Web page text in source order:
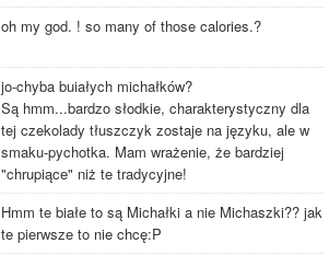
oh my god. ! so many of those calories.?
jo-chyba buiałych michałków?
Są hmm...bardzo słodkie, charakterystyczny dla
tej czekolady tłuszczyk zostaje na języku, ale w
smaku-pychotka. Mam wrażenie, że bardziej
"chrupiące" niż te tradycyjne!
Hmm te białe to są Michałki a nie Michaszki?? jak
te pierwsze to nie chcę:P